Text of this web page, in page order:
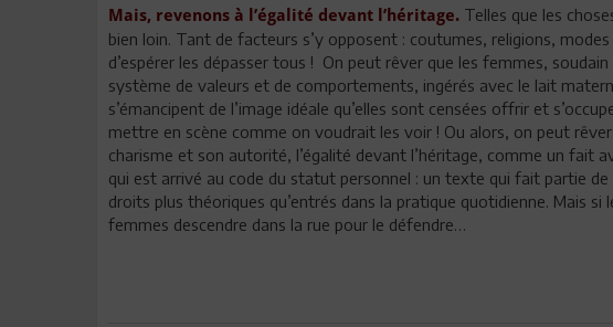
Mais, revenons à l’égalité devant l’héritage. Telles que les
bien loin. Tant de facteurs s’y opposent : coutumes, religions,
d’espérer les dépasser tous ! On peut rêver que les femmes,
système de valeurs et de comportements, ingérés avec le lait
s’émancipent de l’image idéale qu’elles sont censées offrir et
mettre en scène comme on voudrait les voir ! Ou alors, on peut
charisme et son autorité, l’égalité devant l’héritage, comme un fait
qui est arrivé au code du statut personnel : un texte qui fait partie
droits plus théoriques qu’entrés dans la pratique quotidienne. Mais
femmes descendre dans la rue pour le défendre…